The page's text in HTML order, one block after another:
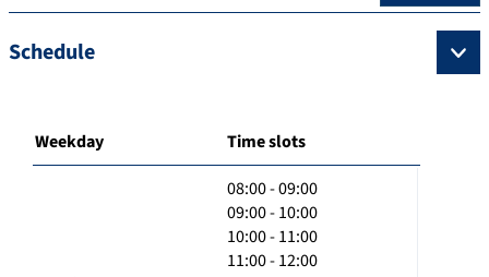
Schedule
Weekday Time slots
08:00 - 09:00
09:00 - 10:00
10:00 - 11:00
11:00 - 12:00